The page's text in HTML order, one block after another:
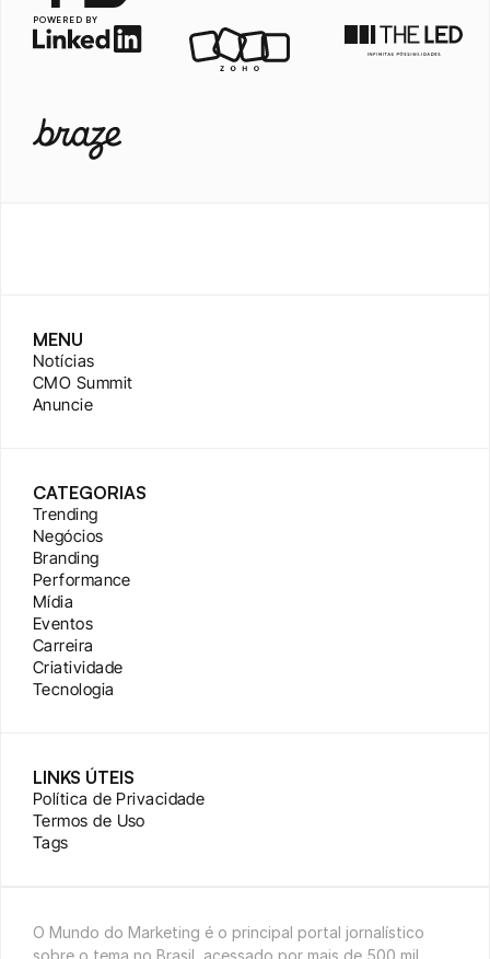
POWERED BY
MENU
Notícias
CMO Summit
Anuncie
CATEGORIAS
Trending
Negócios
Branding
Performance
Mídia
Eventos
Carreira
Criatividade
Tecnologia
LINKS ÚTEIS
Política de Privacidade
Termos de Uso
Tags
O Mundo do Marketing é o principal portal jornalístico
sobre o tema no Brasil, acessado por mais de 500 mil